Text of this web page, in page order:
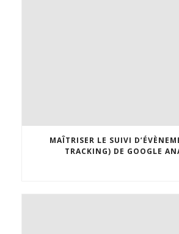
MAÎTRISER LE SUIVI
TRACKING) DE GOOGLE